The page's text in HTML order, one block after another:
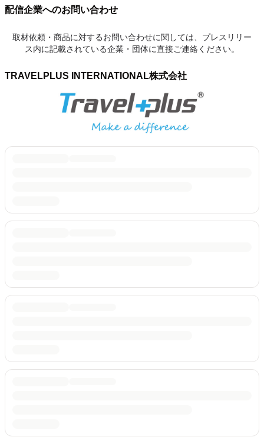
配信企業へのお問い合わせ
取材依頼・商品に対するお問い合わせに関しては、プレスリリー
ス内に記載されている企業・団体に直接ご連絡ください。
TRAVELPLUS INTERNATIONAL株式会社